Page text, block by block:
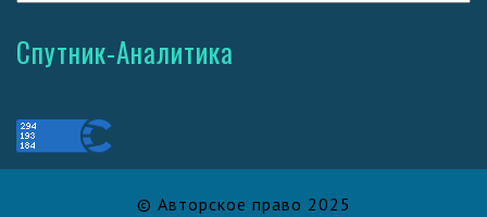
Спутник-Аналитика
© Авторское право 2025